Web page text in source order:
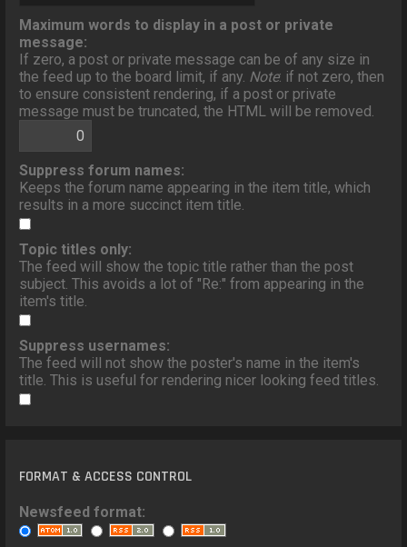
Maximum words to display in a post or private
message:
If zero, a post or private message can be of any size in
the feed up to the board limit, if any. Note: if not zero, then
to ensure consistent rendering, if a post or private
message must be truncated, the HTML will be removed.
Suppress forum names:
Keeps the forum name appearing in the item title, which
results in a more succinct item title.
Topic titles only:
The feed will show the topic title rather than the post
subject. This avoids a lot of "Re:" from appearing in the
item's title.
Suppress usernames:
The feed will not show the poster's name in the item's
title. This is useful for rendering nicer looking feed titles.
FORMAT & ACCESS CONTROL
Newsfeed format: